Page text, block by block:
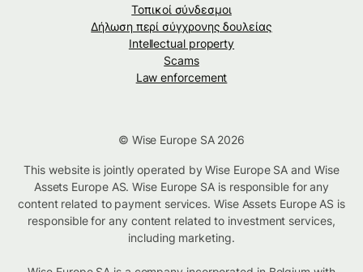
Τοπικοί σύνδεσμοι
Δήλωση περί σύγχρονης δουλείας
Intellectual property
Scams
Law enforcement
© Wise Europe SA 2026
This website is jointly operated by Wise Europe SA and Wise
Assets Europe AS. Wise Europe SA is responsible for any
content related to payment services. Wise Assets Europe AS is
responsible for any content related to investment services,
including marketing.